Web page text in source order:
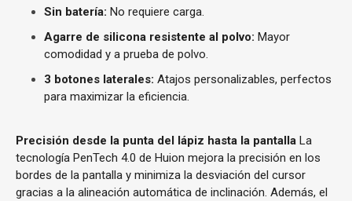
Sin batería: No requiere carga.
Agarre de silicona resistente al polvo: Mayor
comodidad y a prueba de polvo.
3 botones laterales: Atajos personalizables, perfectos
para maximizar la eficiencia.
Precisión desde la punta del lápiz hasta la pantalla La
tecnología PenTech 4.0 de Huion mejora la precisión en los
bordes de la pantalla y minimiza la desviación del cursor
gracias a la alineación automática de inclinación. Además, el